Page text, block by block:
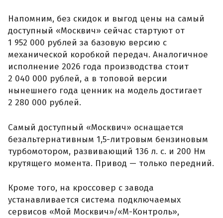
Напомним, без скидок и выгод цены на самый
доступный «Москвич» сейчас стартуют от
1 952 000 рублей за базовую версию с
механической коробкой передач. Аналогичное
исполнение 2026 года производства стоит
2 040 000 рублей, а в топовой версии
нынешнего года ценник на модель достигает
2 280 000 рублей.
Самый доступный «Москвич» оснащается
безальтернативным 1,5-литровым бензиновым
турбомотором, развивающий 136 л. с. и 200 Нм
крутящего момента. Привод — только передний.
Кроме того, на кроссовер с завода
устанавливается система подключаемых
сервисов «Мой Москвич»/«М-Контроль»,